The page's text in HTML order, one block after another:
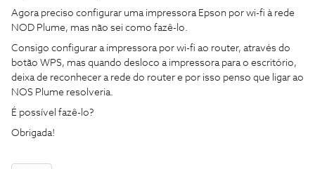
Agora preciso configurar uma impressora Epson por wi-fi à rede
NOD Plume, mas não sei como fazê-lo.
Consigo configurar a impressora por wi-fi ao router, através do
botão WPS, mas quando desloco a impressora para o escritório,
deixa de reconhecer a rede do router e por isso penso que ligar ao
NOS Plume resolveria.
É possível fazê-lo?
Obrigada!